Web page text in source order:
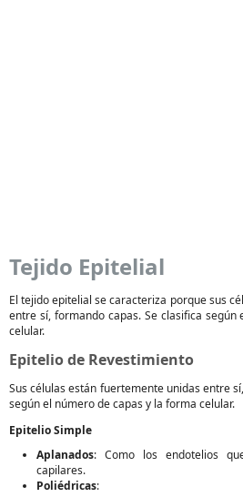
Tejido Epitelial
El tejido epitelial se caracteriza porque sus
entre sí, formando capas. Se clasifica
celular.
Epitelio de Revestimiento
Sus células están fuertemente unidas entre
según el número de capas y la forma celular.
Epitelio Simple
Aplanados: Como los endotelios
capilares.
Poliédricas: